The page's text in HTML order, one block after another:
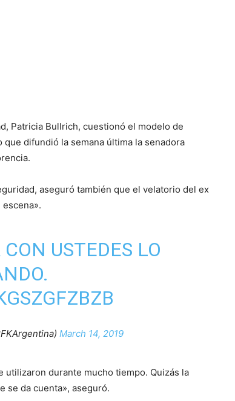
Patricia Bullrich, cuestionó el modelo de
difundió la semana última la senadora
aseguró también que el velatorio del ex
USTEDES LO
March 14, 2019
utilizaron durante mucho tiempo. Quizás la
se da cuenta», aseguró.